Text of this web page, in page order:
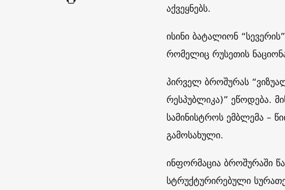
აქვეყნებს.
ისინი ბატალიონ
რომელიც რუსეთის
პირველ ბროშურას
რესპუბლიკა)” ეწოდება.
სამინისტროს ემბლემა –
გამოსახული.
ინფორმაცია ბროშურაში
სტრუქტურირებული